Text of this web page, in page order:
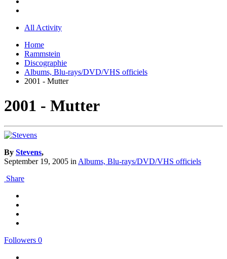
All Activity
Home
Rammstein
Discographie
Albums, Blu-rays/DVD/VHS officiels
2001 - Mutter
2001 - Mutter
By Stevens,
September 19, 2005 inAlbums, Blu-rays/DVD/VHS officiels
Share
Followers 0